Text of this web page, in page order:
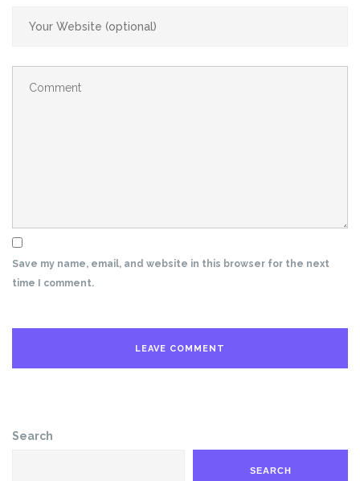
Save my name, email, and website in this browser for the next
time I comment.
Search
SEARCH